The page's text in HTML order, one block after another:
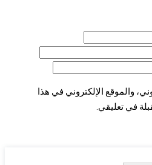
والموقع الإلكتروني في هذا
في تعليقي.